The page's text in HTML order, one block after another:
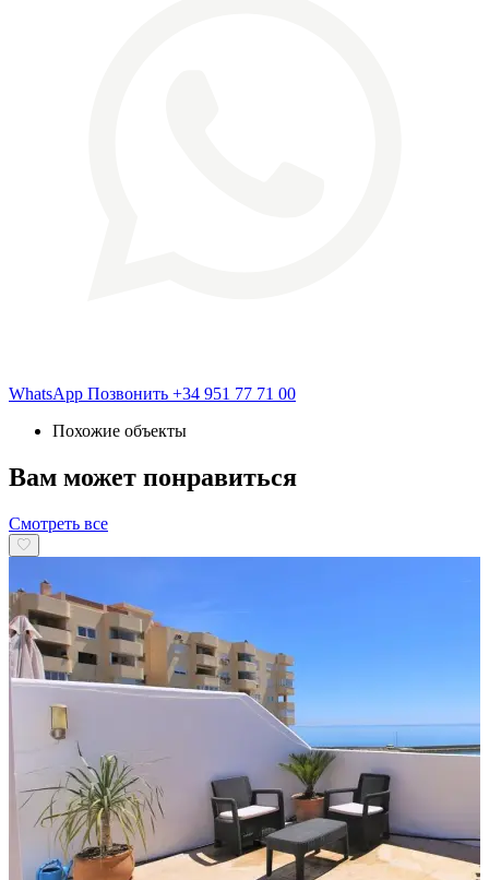
WhatsApp Позвонить +34 951 77 71 00
Похожие объекты
Вам может понравиться
Смотреть все